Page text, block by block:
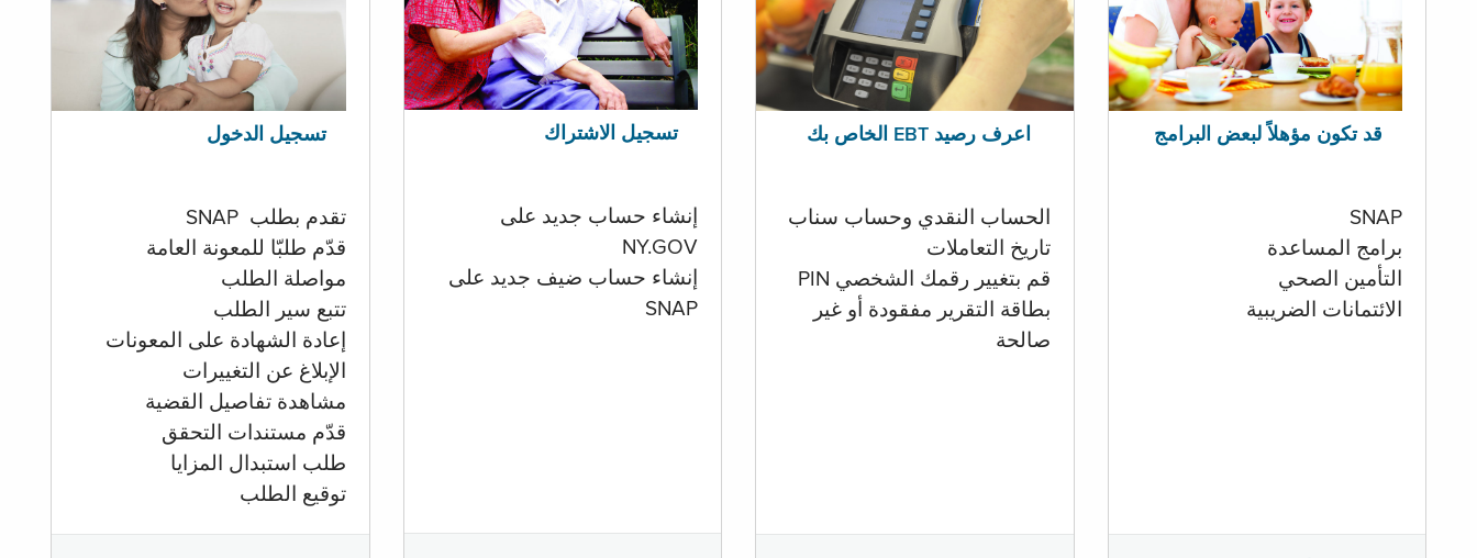
تسجيل الدخول
تقدم بطلب SNAP
قدّم طلبّا للمعونة العامة
مواصلة الطلب
تتبع سير الطلب
إعادة الشهادة على المعونات
الإبلاغ عن التغييرات
مشاهدة تفاصيل القضية
قدّم مستندات التحقق
طلب استبدال المزايا
توقيع الطلب
تسجيل الاشتراك
إنشاء حساب جديد على
NY.GOV
إنشاء حساب ضيف جديد على
SNAP
اعرف رصيد EBT الخاص بك
الحساب النقدي وحساب سناب
تاريخ التعاملات
قم بتغيير رقمك الشخصي PIN
بطاقة التقرير مفقودة أو غير
صالحة
قد تكون مؤهلاً لبعض البرامج
SNAP
برامج المساعدة
التأمين الصحي
الائتمانات الضريبية